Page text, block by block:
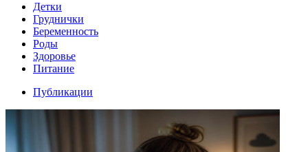
Детки
Груднички
Беременность
Роды
Здоровье
Питание
Публикации